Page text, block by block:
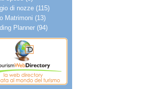
di nozze (115)
Matrimoni (13)
Planner (94)